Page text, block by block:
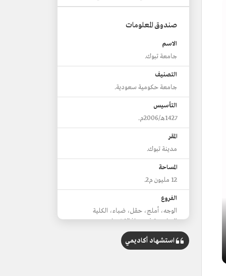
صندوق المعلومات
الاسم
جامعة تبوك.
التصنيف
جامعة حكومية سعودية.
التأسيس
1427هـ/2006م.
المقر
مدينة تبوك.
المساحة
12 مليون م2.
الفروع
الوجه، أملج، حقل، ضباء، الكلية
الجامعية في محافظة تيماء.
الكليات
17 كلية.
استشهاد أكاديمي